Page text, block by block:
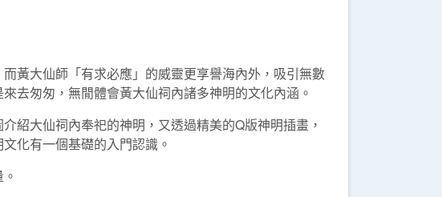
黃大仙師「有求必應」的威靈更享譽海內外，吸引無數
去匆匆，無閒體會黃大仙祠內諸多神明的文化內涵。
紹大仙祠內奉祀的神明，又透過精美的Q版神明插畫，
化有一個基礎的入門認識。